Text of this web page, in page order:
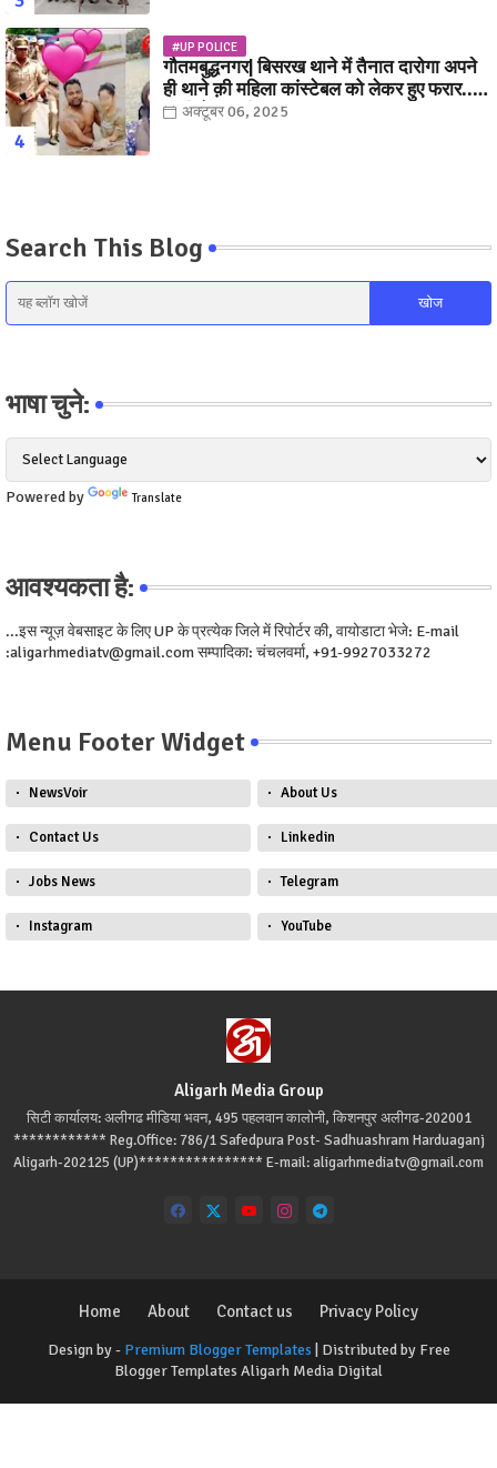
#UP POLICE
गौतमबुद्धनगर| बिसरख थाने में तैनात दारोगा अपने
ही थाने क़ी महिला कांस्टेबल को लेकर हुए फरार...
पत्नी नें कर दी रार!
अक्टूबर 06, 2025
Search This Blog
भाषा चुने:
Powered by Translate
आवश्यकता है:
...इस न्यूज़ वेबसाइट के लिए UP के प्रत्येक जिले में रिपोर्टर की, वायोडाटा भेजे: E-mail
:aligarhmediatv@gmail.com सम्पादिका: चंचलवर्मा, +91-9927033272
Menu Footer Widget
NewsVoir About Us
Contact Us Linkedin
Jobs News Telegram
Instagram YouTube
Aligarh Media Group
सिटी कार्यालय: अलीगढ मीडिया भवन, 495 पहलवान कालोनी, किशनपुर अलीगढ-202001
************ Reg.Office: 786/1 Safedpura Post- Sadhuashram Harduaganj
Aligarh-202125 (UP)**************** E-mail: aligarhmediatv@gmail.com
Design by - Premium Blogger Templates | Distributed by Free
Blogger Templates Aligarh Media Digital
Home About Contact us Privacy Policy